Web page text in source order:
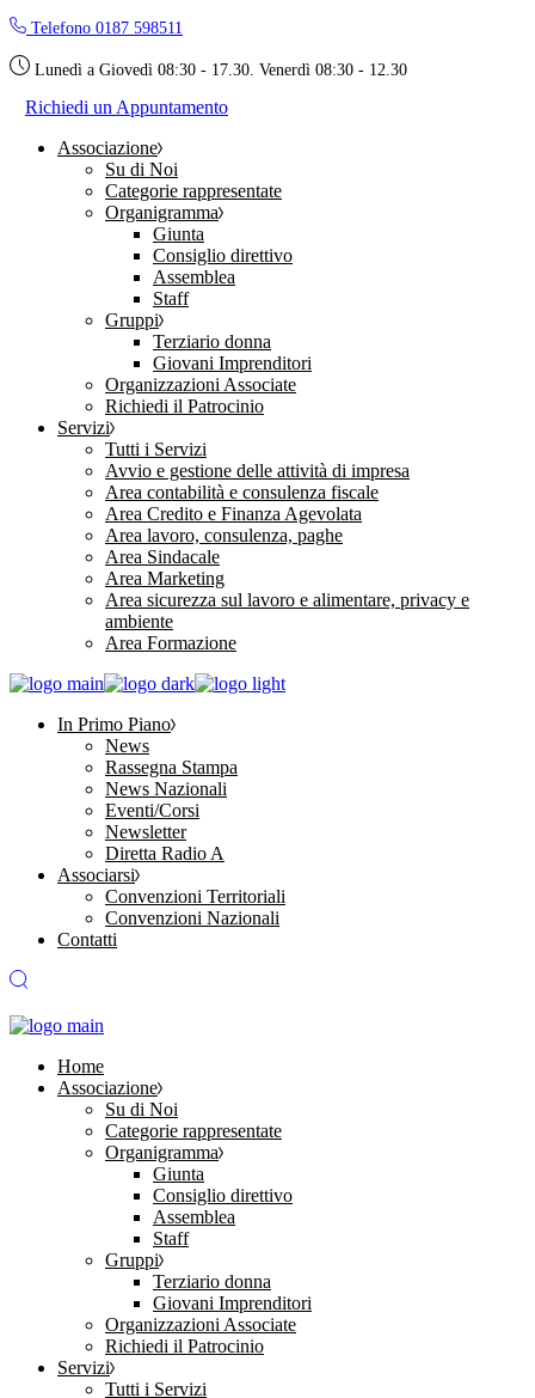
Skip
the
Telefono 0187 598511
Lunedì a Giovedì 08:30 - 17.30. Venerdì 08:30 - 12.30
Richiedi un Appuntamento
Associazione
Su di Noi
Categorie rappresentate
Organigramma
Giunta
Consiglio direttivo
Assemblea
Staff
Gruppi
Terziario donna
Giovani Imprenditori
Organizzazioni Associate
Richiedi il Patrocinio
Servizi
Tutti i Servizi
Avvio e gestione delle attività di impresa
Area contabilità e consulenza fiscale
Area Credito e Finanza Agevolata
Area lavoro, consulenza, paghe
Area Sindacale
Area Marketing
Area sicurezza sul lavoro e alimentare, privacy e
ambiente
Area Formazione
In Primo Piano
News
Rassegna Stampa
News Nazionali
Eventi/Corsi
Newsletter
Diretta Radio A
Associarsi
Convenzioni Territoriali
Convenzioni Nazionali
Contatti
Home
Associazione
Su di Noi
Categorie rappresentate
Organigramma
Giunta
Consiglio direttivo
Assemblea
Staff
Gruppi
Terziario donna
Giovani Imprenditori
Organizzazioni Associate
Richiedi il Patrocinio
Servizi
Tutti i Servizi